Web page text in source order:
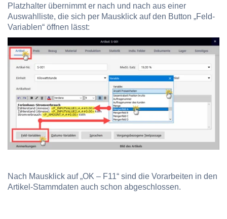
Platzhalter übernimmt er nach und nach aus einer
Auswahlliste, die sich per Mausklick auf den Button „Feld-
Variablen“ öffnen lässt:
Nach Mausklick auf „OK – F11“ sind die Vorarbeiten in den
Artikel-Stammdaten auch schon abgeschlossen.